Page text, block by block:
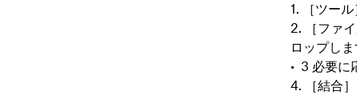
［ツー
［ファ
ロップしま
必要に
［結合